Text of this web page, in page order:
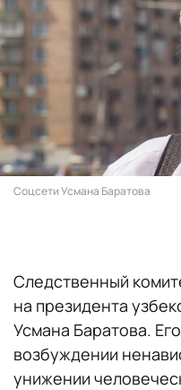
Соцсети Усмана Баратова
Следственный
на президента
Усмана Баратова.
возбуждении
унижении